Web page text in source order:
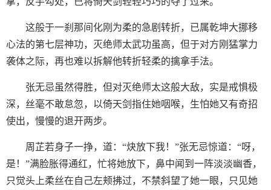
这般于一刹那间化刚为柔的急剧转折，已属乾坤大挪移
心法的第七层神功，灭绝师太武功虽高，但于对方刚猛掌力
袭体之际，再也难以拆解他转折轻柔的擒拿手法。
张无忌虽然得胜，但对灭绝师太这般大敌，实是戒惧极
深，丝毫不敢怠忽，以倚天剑指住她咽喉，生怕她又有奇招
使出，慢慢的退开两步。
周芷若身子一挣，道：“炔放下我！”张无忌惊道：“呀，
是！”满脸胀得通红，忙将她放下，鼻中闻到一阵淡淡幽香，
只觉头上柔丝在自己左颊拂过，不禁斜望了她一眼，只见她